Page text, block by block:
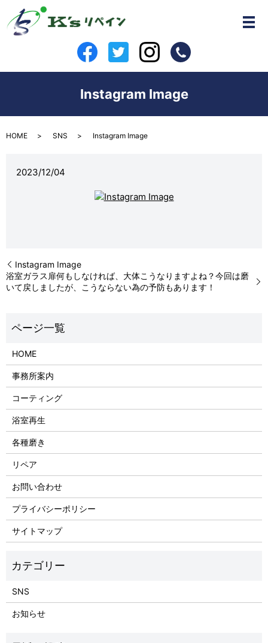
Instagram Image
HOME SNS Instagram Image
2023/12/04
Instagram Image
浴室ガラス扉何もしなければ、大体こうなりますよね？今回は磨
いて戻しましたが、こうならない為の予防もあります！
HOME
事務所案内
コーティング
浴室再生
各種磨き
リペア
お問い合わせ
プライバシーポリシー
サイトマップ
SNS
お知らせ